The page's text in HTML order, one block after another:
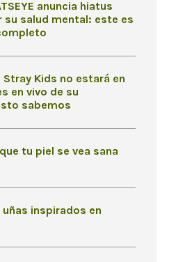
anuncia hiatus
su salud mental: este es
Stray Kids no estará en
en vivo de su
sabemos
tu piel se vea sana
inspirados en